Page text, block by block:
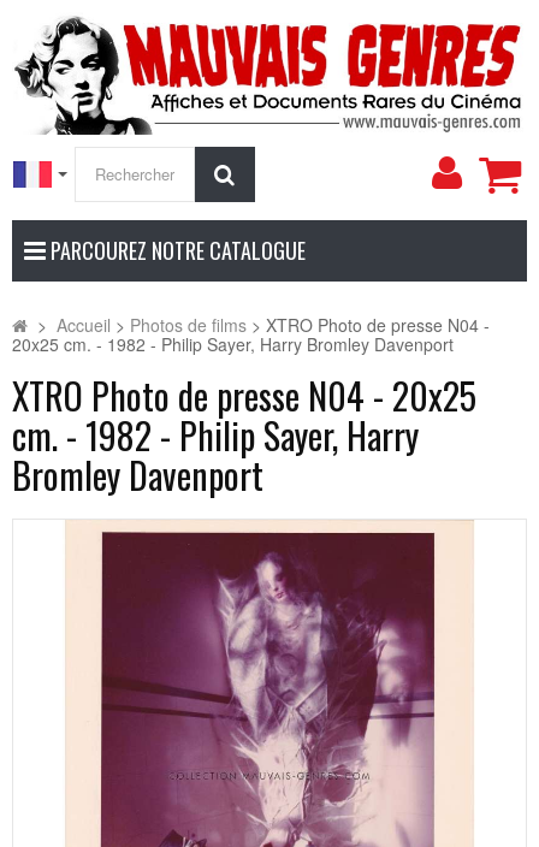
Mon
PARCOUREZ NOTRE CATALOGUE
> Accueil > Photos de films > XTRO Photo de presse N04 -
20x25 cm. - 1982 - Philip Sayer, Harry Bromley Davenport
XTRO Photo de presse N04 - 20x25
cm. - 1982 - Philip Sayer, Harry
Bromley Davenport